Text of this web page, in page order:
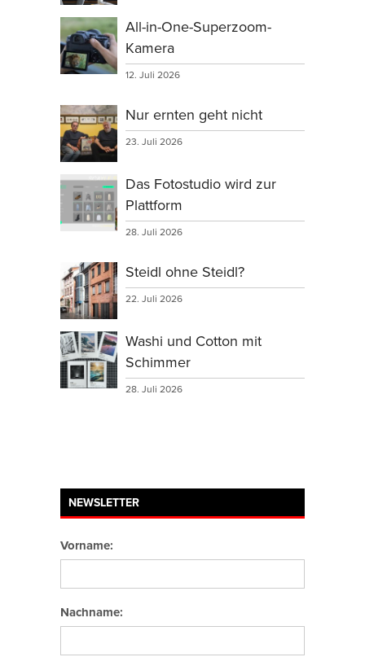
All-in-One-Superzoom-
Kamera
12. Juli 2026
Nur ernten geht nicht
23. Juli 2026
Das Fotostudio wird zur
Plattform
28. Juli 2026
Steidl ohne Steidl?
22. Juli 2026
Washi und Cotton mit
Schimmer
28. Juli 2026
NEWSLETTER
Vorname:
Nachname: